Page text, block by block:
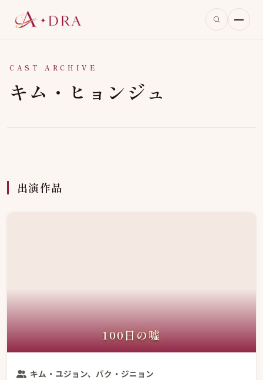
CAST ARCHIVE
キム・ヒョンジュ
出演作品
100日の嘘
キム・ユジョン、パク・ジニョン